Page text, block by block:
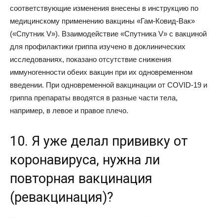
соответствующие изменения внесены в инструкцию по
медицинскому применению вакцины «Гам-Ковид-Вак»
(«Спутник V»). Взаимодействие «Спутника V» с вакциной
для профилактики гриппа изучено в доклинических
исследованиях, показано отсутствие снижения
иммуногенности обеих вакцин при их одновременном
введении. При одновременной вакцинации от COVID-19 и
гриппа препараты вводятся в разные части тела,
например, в левое и правое плечо.
10. Я уже делал прививку от
коронавируса, нужна ли
повторная вакцинация
(ревакцинация)?